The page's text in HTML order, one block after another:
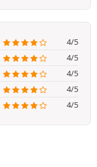
4/5
4/5
4/5
4/5
4/5